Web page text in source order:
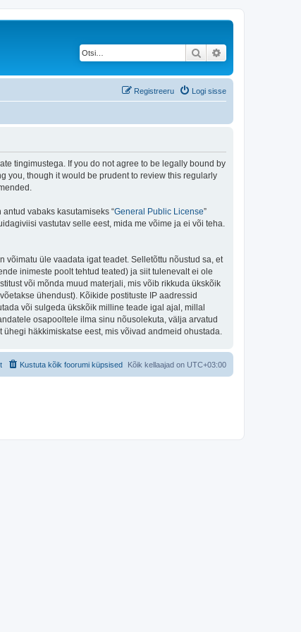
Otsi
Logi sisse
Registreeru
tingimustega. If you do not agree to be legally bound by
you, though it would be prudent to review this regularly
antud vabaks kasutamiseks “General Public License”
vastutav selle eest, mida me võime ja ei või teha.
üle vaadata igat teadet. Selletõttu nõustud sa, et
inimeste poolt tehtud teated) ja siit tulenevalt ei ole
või mõnda muud materjali, mis võib rikkuda ükskõik
ühendust). Kõikide postituste IP aadressid
või sulgeda ükskõik milline teade igal ajal, millal
osapooltele ilma sinu nõusolekuta, välja arvatud
häkkimiskatse eest, mis võivad andmeid ohustada.
Kõik kellaajad on UTC+03:00
Kustuta kõik foorumi küpsised